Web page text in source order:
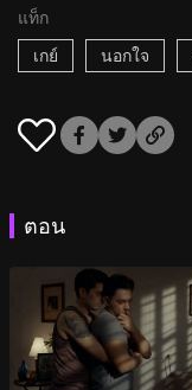
แท็ก
เกย์
นอกใจ
ตอน